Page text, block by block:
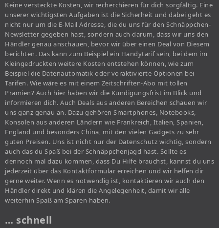
Keine versteckte Kosten, wir recherchieren für dich sorgfältig. Eine
unserer wichtigsten Aufgaben ist die Sicherheit und dabei geht es
nicht nur um die E-Mail Adresse, die du uns für den Schnäppchen-
Newsletter gegeben hast, sondern auch darum, dass wir uns den
Händler genau anschauen, bevor wir über einen Deal von Diesem
berichten. Das kann zum Beispiel ein Handytarif sein, bei dem im
Kleingedruckten weitere Kosten entstehen können, wie zum
Beispiel die Datenautomatik oder voraktivierte Optionen bei
Tarifen. Wie wäre es mit einem Zeitschriften-Abo mit tollen
Prämien? Auch hier haben wir die Kündigungsfrist im Blick und
informieren dich. Auch Deals aus anderen Bereichen schauen wir
uns ganz genau an. Dazu gehören Smartphones, Notebooks,
Konsolen aus anderen Ländern wie Frankreich, Italien, Spanien,
England und besonders China, mit den vielen Gadgets zu sehr
guten Preisen. Uns ist nicht nur der Datenschutz wichtig, sondern
auch das du Spaß bei der Schnäppchenjagd hast. Sollte es
dennoch mal dazu kommen, dass Du Hilfe brauchst, kannst du uns
jederzeit über das Kontaktformular erreichen und wir helfen dir
gerne weiter. Wenn es notwendig ist, kontaktieren wir auch den
Händler direkt und klären die Angelegenheit, damit wir alle
weiterhin Spaß am Sparen haben.
… schnell